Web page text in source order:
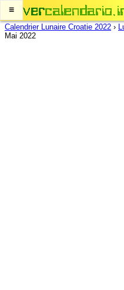
≡
Calendrier Lunaire Croatie 2022 ›
Mai 2022